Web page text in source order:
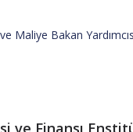
Maliye Bakan
Finansı